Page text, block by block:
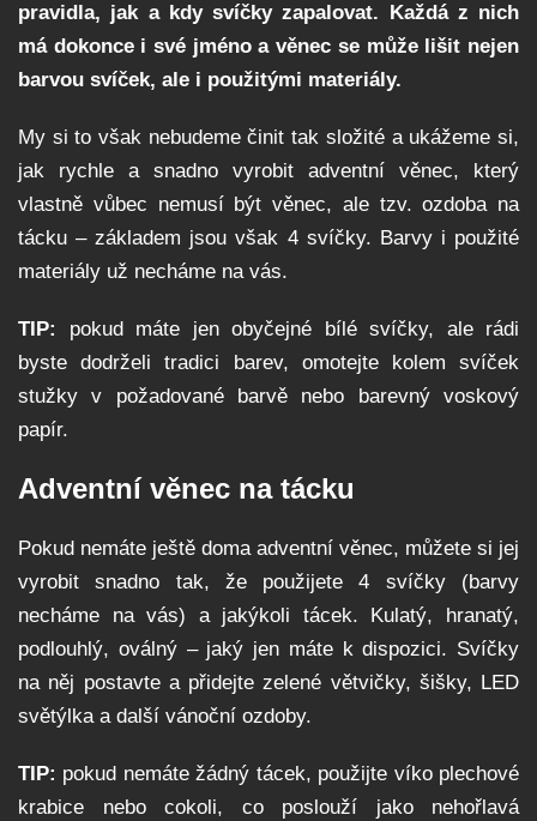
pravidla, jak a kdy svíčky zapalovat. Každá z nich
má dokonce i své jméno a věnec se může lišit nejen
barvou svíček, ale i použitými materiály.
My si to však nebudeme činit tak složité a ukážeme si,
jak rychle a snadno vyrobit adventní věnec, který
vlastně vůbec nemusí být věnec, ale tzv. ozdoba na
tácku – základem jsou však 4 svíčky. Barvy i použité
materiály už necháme na vás.
TIP: pokud máte jen obyčejné bílé svíčky, ale rádi
byste dodrželi tradici barev, omotejte kolem svíček
stužky v požadované barvě nebo barevný voskový
papír.
Adventní věnec na tácku
Pokud nemáte ještě doma adventní věnec, můžete si jej
vyrobit snadno tak, že použijete 4 svíčky (barvy
necháme na vás) a jakýkoli tácek. Kulatý, hranatý,
podlouhlý, oválný – jaký jen máte k dispozici. Svíčky
na něj postavte a přidejte zelené větvičky, šišky, LED
světýlka a další vánoční ozdoby.
TIP: pokud nemáte žádný tácek, použijte víko plechové
krabice nebo cokoli, co poslouží jako nehořlavá